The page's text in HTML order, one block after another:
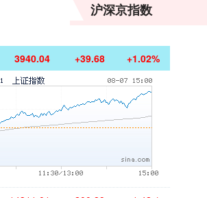
沪深京指数
3940.04 +39.68 +1.02%